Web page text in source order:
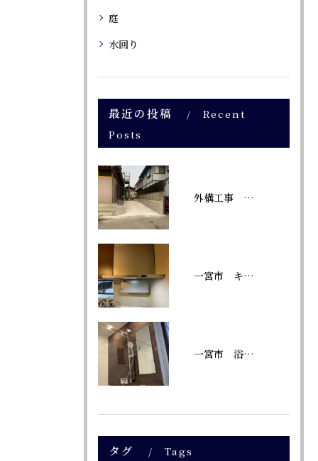
庭
水回り
最近の投稿
Recent
Posts
外構工事 庭に駐車場
一宮市 キッチン換気扇交換 TAGシリーズ
一宮市 浴室リフォーム 風呂釜から給湯器へ変更
タグ Tags